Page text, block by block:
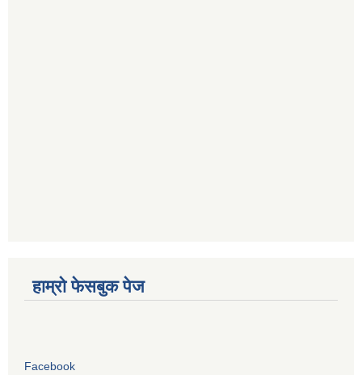
हाम्रो फेसबुक पेज
Facebook